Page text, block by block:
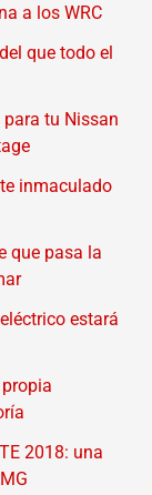
a los WRC
que todo el
tu Nissan
inmaculado
que pasa la
estará
2018: una